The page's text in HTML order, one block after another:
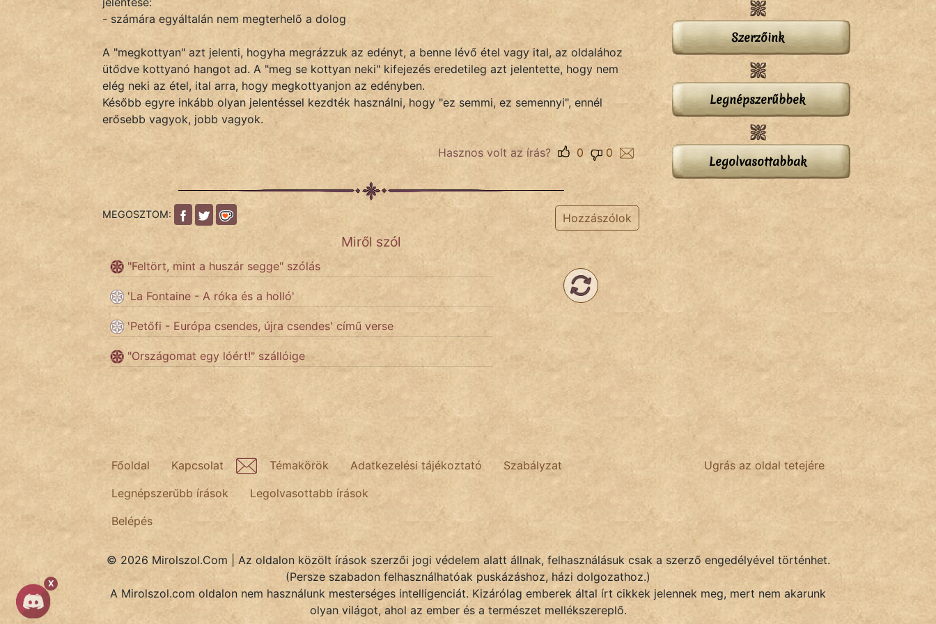
X
KÖZMONDÁS
FILM
Népszerű szerzőink:
fantom
Láron Ádám
vörös ördög
nagyöreg
- számára egyáltalán nem megterhelő a dolog
A "megkottyan" azt jelenti, hogyha megrázzuk az edényt, a benne lévő étel vagy ital, az oldalához
ütődve kottyanó hangot ad. A "meg se kottyan neki" kifejezés eredetileg azt jelentette, hogy nem
elég neki az étel, ital arra, hogy megkottyanjon az edényben.
Később egyre inkább olyan jelentéssel kezdték használni, hogy "ez semmi, ez semennyi", ennél
erősebb vagyok, jobb vagyok.
Hasznos volt az írás? 0
0
MEGOSZTOM: Hozzászólok
Miről szól
"Feltört, mint a huszár segge" szólás
'La Fontaine - A róka és a holló'
'Petőfi - Európa csendes, újra csendes' című verse
"Országomat egy lóért!" szállóige
Szerzőink
Legnépszerűbbek
Legolvasottabbak
Ugrás az oldal tetejére
Főoldal Kapcsolat Témakörök Adatkezelési tájékoztató
Szabályzat
Legnépszerűbb írások
Legolvasottabb írások
Belépés
© 2026 Mirolszol.Com | Az oldalon közölt írások szerzői jogi védelem alatt állnak, felhasználásuk csak a szerző engedélyével történhet.
(Persze szabadon felhasználhatóak puskázáshoz, házi dolgozathoz.)
A Mirolszol.com oldalon nem használunk mesterséges intelligenciát. Kizárólag emberek által írt cikkek jelennek meg, mert nem akarunk
olyan világot, ahol az ember és a természet mellékszereplő.